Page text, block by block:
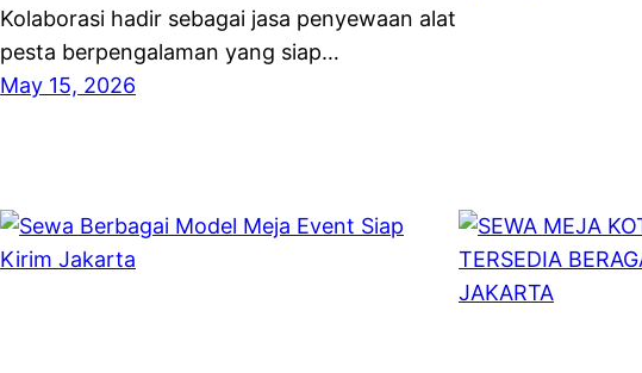
Kolaborasi hadir sebagai jasa penyewaan alat
pesta berpengalaman yang siap…
May 15, 2026